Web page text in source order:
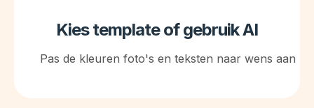
Kies template of gebruik AI
Pas de kleuren foto's en teksten naar wens aan